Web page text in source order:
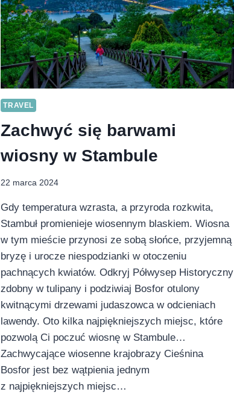
TRAVEL
Zachwyć się barwami
wiosny w Stambule
22 marca 2024
Gdy temperatura wzrasta, a przyroda rozkwita,
Stambuł promienieje wiosennym blaskiem. Wiosna
w tym mieście przynosi ze sobą słońce, przyjemną
bryzę i urocze niespodzianki w otoczeniu
pachnących kwiatów. Odkryj Półwysep Historyczny
zdobny w tulipany i podziwiaj Bosfor otulony
kwitnącymi drzewami judaszowca w odcieniach
lawendy. Oto kilka najpiękniejszych miejsc, które
pozwolą Ci poczuć wiosnę w Stambule…
Zachwycające wiosenne krajobrazy Cieśnina
Bosfor jest bez wątpienia jednym
z najpiękniejszych miejsc…